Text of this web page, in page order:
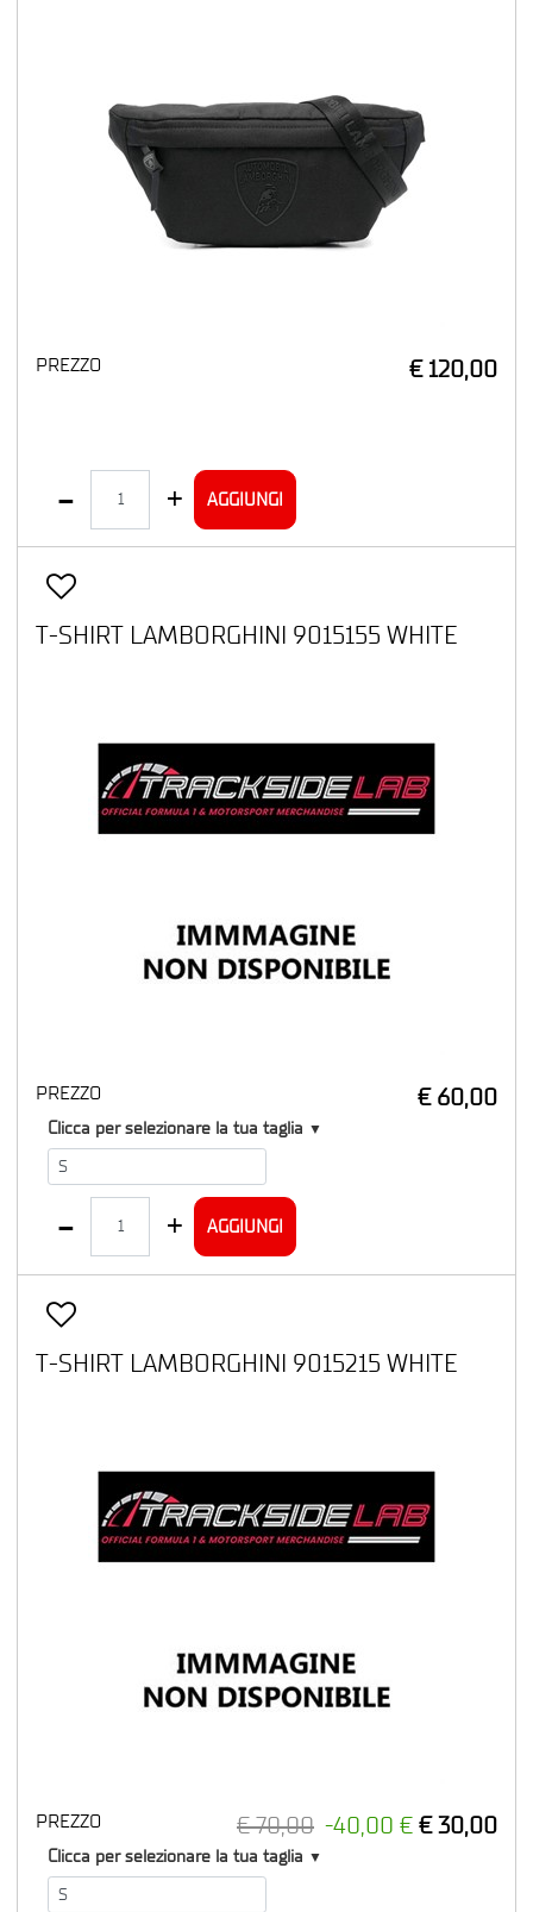
PREZZO € 120,00
AGGIUNGI
T-SHIRT LAMBORGHINI 9015155 WHITE
PREZZO € 60,00
T1
Clicca per selezionare la tua taglia ▼
AGGIUNGI
T-SHIRT LAMBORGHINI 9015215 WHITE
PREZZO € 70,00 -40,00 € € 30,00
T1
Clicca per selezionare la tua taglia ▼